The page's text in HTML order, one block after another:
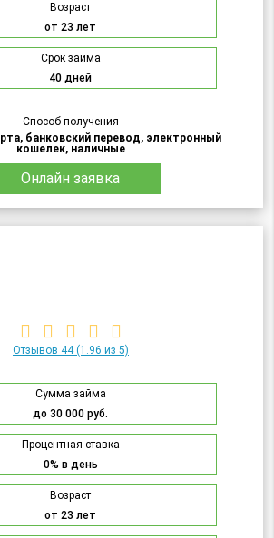
Возраст
от 23 лет
Срок займа
40 дней
Способ получения
банковский перевод, электронный
кошелек, наличные
Онлайн заявка
Отзывов 44(1.96 из 5)
Сумма займа
до 30 000 руб.
Процентная ставка
0% в день
Возраст
от 23 лет